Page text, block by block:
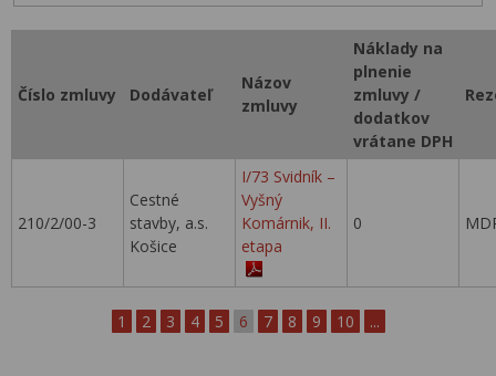
Číslo zmluvy Dodávateľ
Názov
zmluvy
Náklady na
plnenie
zmluvy /
dodatkov
vrátane DPH
210/2/00-3
Cestné
stavby, a.s.
Košice
I/73 Svidník –
Vyšný
Komárnik, II.
etapa
0
1 2 3 4 5 6 7 8 9 10 ...